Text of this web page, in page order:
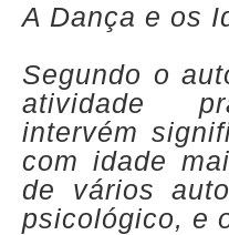
A Dança e os
Segundo o
atividade
intervém
com idade
de vários
psicológico, e